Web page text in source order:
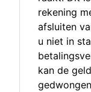
rekening
afsluiten
u niet in
kan de